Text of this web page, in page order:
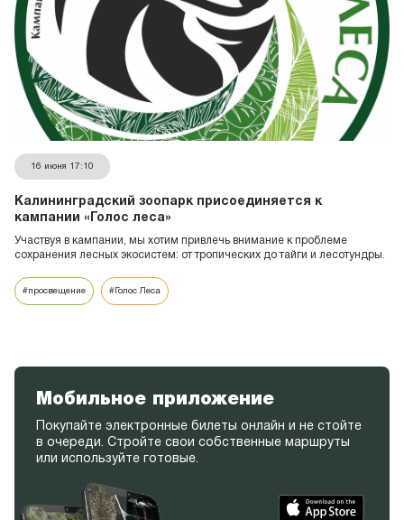
16 июня 17:10
Калининградский зоопарк присоединяется к
кампании «Голос леса»
Участвуя в кампании, мы хотим привлечь внимание к проблеме
сохранения лесных экосистем: от тропических до тайги и лесотундры.
#просвещение #Голос Леса
Мобильное приложение
Покупайте электронные билеты онлайн и не стойте
в очереди. Стройте свои собственные маршруты
или используйте готовые.